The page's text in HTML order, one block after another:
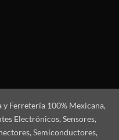
Ferretería 100% Mexicana,
Electrónicos, Sensores,
Semiconductores,